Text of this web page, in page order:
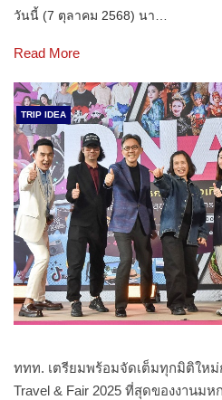
วันนี้ (7 ตุลาคม 2568) นา…
Read More
TRIP IDEA
ททท. เตรียมพร้อมจัดเต็มทุกมิติใหม่
Travel & Fair 2025 ที่สุดของงานม